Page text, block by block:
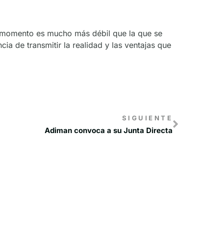
es mucho más débil que la que se
de transmitir la realidad y las ventajas que
SIGUIENTE
Adiman convoca a su Junta Directa